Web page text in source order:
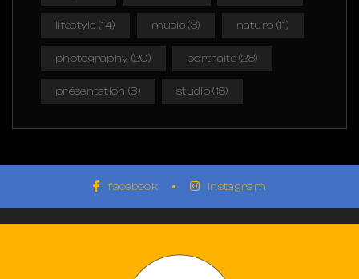
lifestyle (14) music(3) nature (11)
photography (20) portraits(28)
présentation (3) studio(15)
facebook instagram